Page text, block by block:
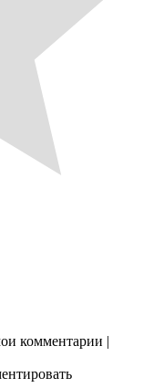
комментарии |